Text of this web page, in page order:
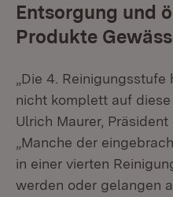
Entsorgung und
Produkte
„Die 4.
nicht komplett auf diese
Ulrich Maurer,
„Manche der
in einer vierten
werden oder gelangen